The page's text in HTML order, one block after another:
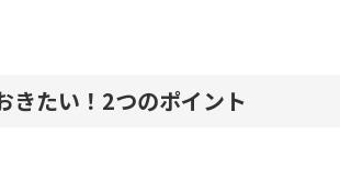
きたい！2つのポイント